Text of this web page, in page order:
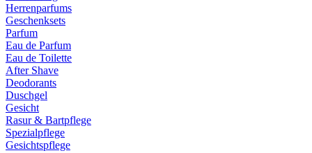
Herrenparfums
Geschenksets
Parfum
Eau de Parfum
Eau de Toilette
After Shave
Deodorants
Duschgel
Gesicht
Rasur & Bartpflege
Spezialpflege
Gesichtspflege